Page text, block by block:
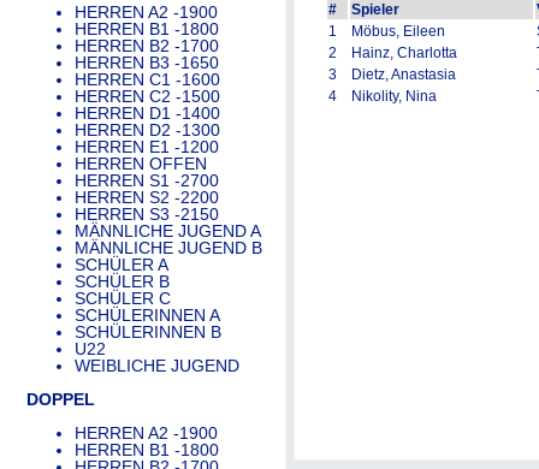
HERREN A2 -1900
HERREN B1 -1800
HERREN B2 -1700
HERREN B3 -1650
HERREN C1 -1600
HERREN C2 -1500
HERREN D1 -1400
HERREN D2 -1300
HERREN E1 -1200
HERREN OFFEN
HERREN S1 -2700
HERREN S2 -2200
HERREN S3 -2150
MÄNNLICHE JUGEND A
MÄNNLICHE JUGEND B
SCHÜLER A
SCHÜLER B
SCHÜLER C
SCHÜLERINNEN A
SCHÜLERINNEN B
U22
WEIBLICHE JUGEND
DOPPEL
HERREN A2 -1900
HERREN B1 -1800
#
Spieler
1
Möbus, Eileen
2
Hainz, Charlotta
3
Dietz, Anastasia
4
Nikolity, Nina